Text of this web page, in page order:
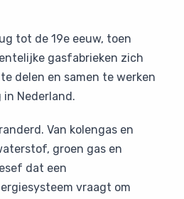
tot de 19e eeuw, toen
gasfabrieken zich
delen en samen te werken
in Nederland.
Van kolengas en
groen gas en
dat een
vraagt om